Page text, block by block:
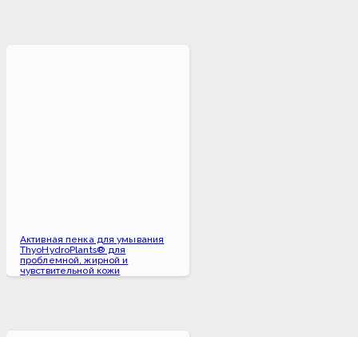
Активная пенка для умывания
ThyoHydroPlants® для
проблемной, жирной и
чувствительной кожи